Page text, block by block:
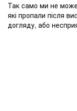
Так само ми не
які пропали після
догляду, або